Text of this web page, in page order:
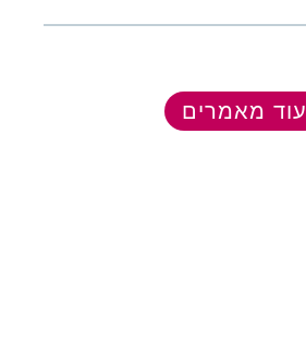
עוד מאמרים